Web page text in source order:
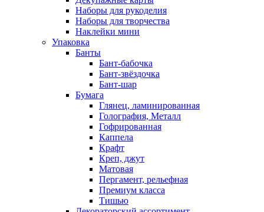
Наборы для рукоделия
Наборы для творчества
Наклейки мини
Упаковка
Банты
Бант-бабочка
Бант-звёздочка
Бант-шар
Бумага
Глянец, ламинированная
Голография, Металл
Гофрированная
Каппела
Крафт
Креп, джут
Матовая
Пергамент, рельефная
Премиум класса
Тишью